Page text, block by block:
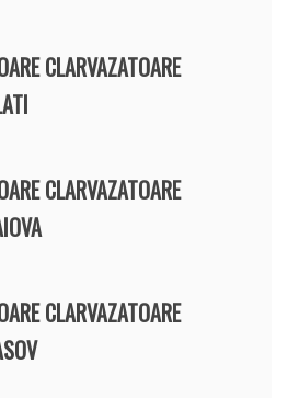
CLARVAZATOARE
CLARVAZATOARE
CLARVAZATOARE